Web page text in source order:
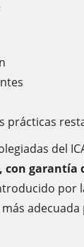
prácticas
del
garantía
por